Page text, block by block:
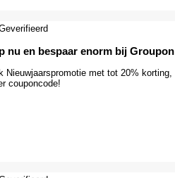
nu en bespaar enorm bij Groupon
Nieuwjaarspromotie met tot 20% korting,
couponcode!